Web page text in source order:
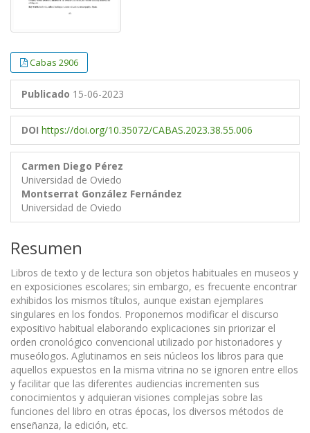
Cabas 2906
Publicado 15-06-2023
DOI https://doi.org/10.35072/CABAS.2023.38.55.006
Carmen Diego Pérez
Universidad de Oviedo
Montserrat González Fernández
Universidad de Oviedo
Resumen
Libros de texto y de lectura son objetos habituales en museos y
en exposiciones escolares; sin embargo, es frecuente encontrar
exhibidos los mismos títulos, aunque existan ejemplares
singulares en los fondos. Proponemos modificar el discurso
expositivo habitual elaborando explicaciones sin priorizar el
orden cronológico convencional utilizado por historiadores y
museólogos. Aglutinamos en seis núcleos los libros para que
aquellos expuestos en la misma vitrina no se ignoren entre ellos
y facilitar que las diferentes audiencias incrementen sus
conocimientos y adquieran visiones complejas sobre las
funciones del libro en otras épocas, los diversos métodos de
enseñanza, la edición, etc.